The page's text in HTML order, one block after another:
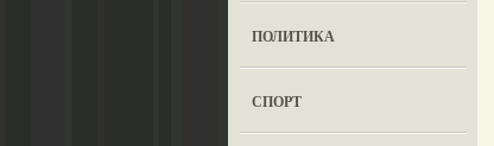
ПОЛИТИКА
СПОРТ